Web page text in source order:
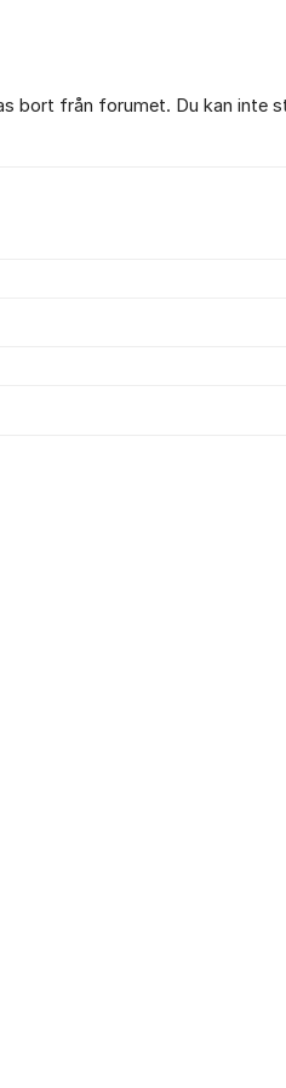
bort från forumet. Du kan inte